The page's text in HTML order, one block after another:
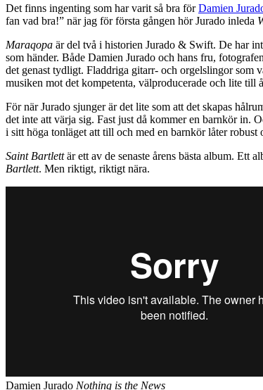
Det finns ingenting som har varit så bra förDamien
fan vad bra!” när jag för första gången hör Jurado inleda
Maraqopa är del två i historien Jurado & Swift. De har
som händer. Både Damien Jurado och hans fru,
det genast tydligt. Fladdriga gitarr- och orgelslingor som
musiken mot det kompetenta, välproducerade och lite till
För när Jurado sjunger är det lite som att det skapas
det inte att värja sig. Fast just då kommer en barnkör in.
i sitt höga tonläget att till och med en barnkör låter robust
Saint Bartlettär ett av de senaste årens bästa album. Ett
Bartlett. Men riktigt, riktigt nära.
Damien Jurado Nothing is the News